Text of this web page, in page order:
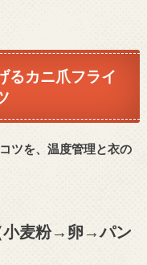
るカニ爪フライ
ツを、温度管理と衣の
小麦粉→卵→パン